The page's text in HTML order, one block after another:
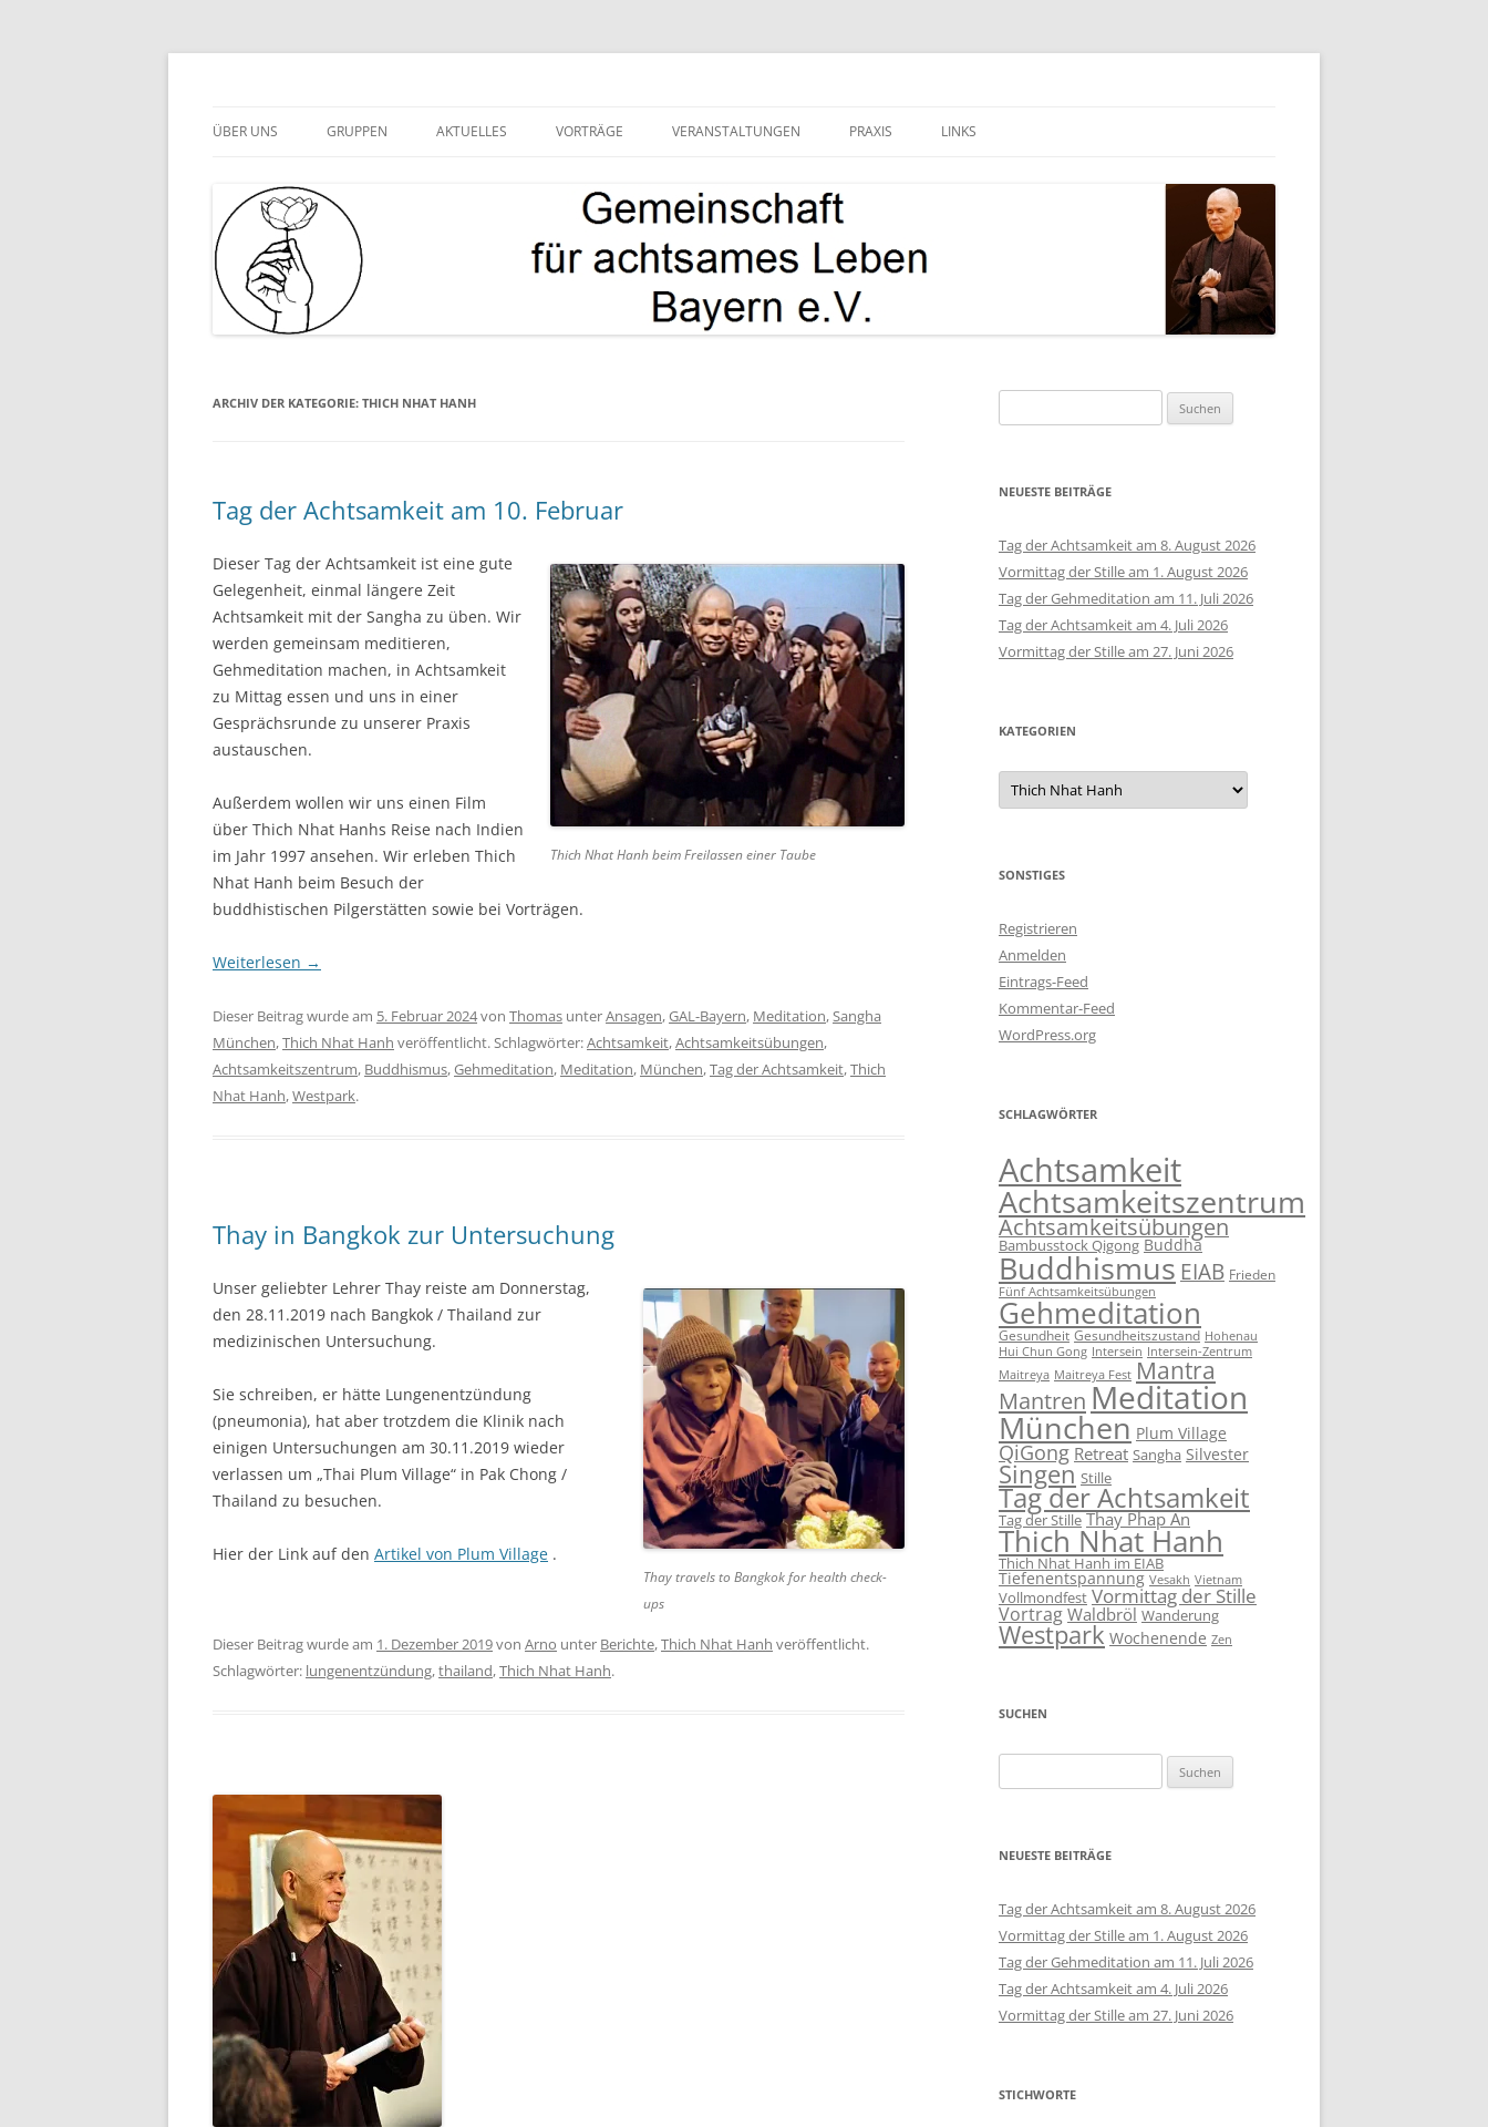
Zum
ÜBER UNS
DATENSCHUTZERKLÄRUNG
IMPRESSUM
GRUPPEN AKTUELLES VORTRÄGE
VORTRÄGE (ARCHIV)
VERANSTALTUNGEN
ACHTSAMKEITSZENTRUM
KURSE UNSERER DHARMALEHRER
PRAXIS LINKS
ARCHIV DER KATEGORIE: THICH NHAT HANH
Tag der Achtsamkeit am 10. Februar
Thich Nhat Hanh beim Freilassen einer Taube
Dieser Tag der Achtsamkeit ist eine gute
Gelegenheit, einmal längere Zeit
Achtsamkeit mit der Sangha zu üben. Wir
werden gemeinsam meditieren,
Gehmeditation machen, in Achtsamkeit
zu Mittag essen und uns in einer
Gesprächsrunde zu unserer Praxis
austauschen.
Außerdem wollen wir uns einen Film
über Thich Nhat Hanhs Reise nach Indien
im Jahr 1997 ansehen. Wir erleben Thich
Nhat Hanh beim Besuch der
buddhistischen Pilgerstätten sowie bei Vorträgen.
Weiterlesen →
Dieser Beitrag wurde am 5. Februar 2024von Thomas unterAnsagen,GAL-Bayern, Meditation,Sangha
München,Thich Nhat Hanh veröffentlicht. Schlagwörter:Achtsamkeit,Achtsamkeitsübungen,
Achtsamkeitszentrum, Buddhismus,Gehmeditation, Meditation, München,Tag der Achtsamkeit,Thich
Nhat Hanh,Westpark.
Thay in Bangkok zur Untersuchung
Thay travels to Bangkok for health check-
ups
Unser geliebter Lehrer Thay reiste am Donnerstag,
den 28.11.2019 nach Bangkok / Thailand zur
medizinischen Untersuchung.
Sie schreiben, er hätte Lungenentzündung
(pneumonia), hat aber trotzdem die Klinik nach
einigen Untersuchungen am 30.11.2019 wieder
verlassen um „Thai Plum Village“ in Pak Chong /
Thailand zu besuchen.
Hier der Link auf den Artikel von Plum Village .
Dieser Beitrag wurde am 1. Dezember 2019von Arno unter Berichte,Thich Nhat Hanh veröffentlicht.
Schlagwörter: lungenentzündung,thailand,Thich Nhat Hanh.
nach:
NEUESTE BEITRÄGE
Tag der Achtsamkeit am 8. August 2026
Vormittag der Stille am 1. August 2026
Tag der Gehmeditation am 11. Juli 2026
Tag der Achtsamkeit am 4. Juli 2026
Vormittag der Stille am 27. Juni 2026
KATEGORIEN
Kategorien
SONSTIGES
Registrieren
Anmelden
Eintrags-Feed
Kommentar-Feed
WordPress.org
SCHLAGWÖRTER
Achtsamkeit
Achtsamkeitszentrum
Achtsamkeitsübungen
Bambusstock Qigong Buddha
Buddhismus EIAB Frieden
Fünf Achtsamkeitsübungen
Gehmeditation
Gesundheit Gesundheitszustand Hohenau
Hui Chun Gong Intersein Intersein-Zentrum
Maitreya Maitreya Fest Mantra
Mantren Meditation
München Plum Village
QiGong Retreat Sangha Silvester
Singen Stille
Tag der Achtsamkeit
Tag der Stille Thay Phap An
Thich Nhat Hanh
Thich Nhat Hanh im EIAB
Tiefenentspannung Vesakh Vietnam
Vollmondfest Vormittag der Stille
VortragWaldbröl Wanderung
Westpark Wochenende Zen
SUCHEN
nach:
NEUESTE BEITRÄGE
Tag der Achtsamkeit am 8. August 2026
Vormittag der Stille am 1. August 2026
Tag der Gehmeditation am 11. Juli 2026
Tag der Achtsamkeit am 4. Juli 2026
Vormittag der Stille am 27. Juni 2026
STICHWORTE